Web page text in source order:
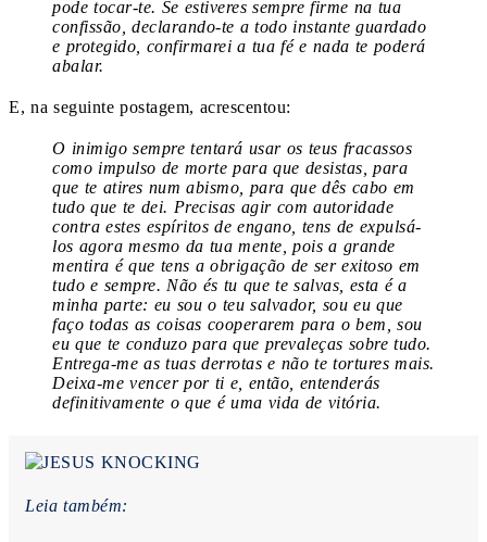
pode tocar-te. Se estiveres sempre firme na tua
confissão, declarando-te a todo instante guardado
e protegido, confirmarei a tua fé e nada te poderá
abalar.
E, na seguinte postagem, acrescentou:
O inimigo sempre tentará usar os teus fracassos
como impulso de morte para que desistas, para
que te atires num abismo, para que dês cabo em
tudo que te dei. Precisas agir com autoridade
contra estes espíritos de engano, tens de expulsá-
los agora mesmo da tua mente, pois a grande
mentira é que tens a obrigação de ser exitoso em
tudo e sempre. Não és tu que te salvas, esta é a
minha parte: eu sou o teu salvador, sou eu que
faço todas as coisas cooperarem para o bem, sou
eu que te conduzo para que prevaleças sobre tudo.
Entrega-me as tuas derrotas e não te tortures mais.
Deixa-me vencer por ti e, então, entenderás
definitivamente o que é uma vida de vitória.
Leia também: